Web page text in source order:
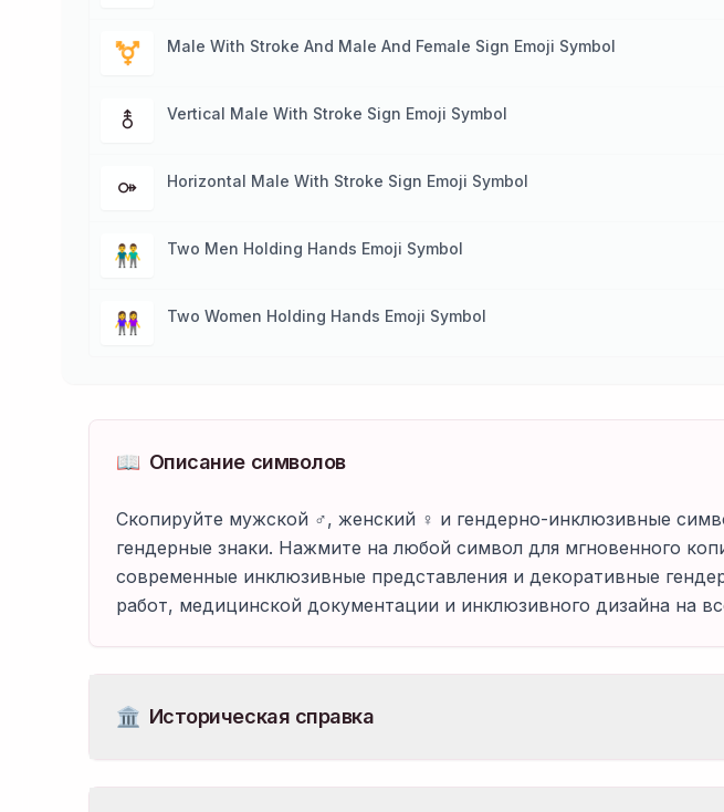
⚧ Male With Stroke And Male And Female Sign Emoji Symbol
⚨ Vertical Male With Stroke Sign Emoji Symbol
⚩ Horizontal Male With Stroke Sign Emoji Symbol
👬 Two Men Holding Hands Emoji Symbol
👭 Two Women Holding Hands Emoji Symbol
📖 Описание символов
Скопируйте мужской ♂️, женский ♀️ и гендерно-инклюзивные
гендерные знаки. Нажмите на любой символ для мгновенного
современные инклюзивные представления и декоративные
работ, медицинской документации и инклюзивного дизайна на
🏛️ Историческая справка